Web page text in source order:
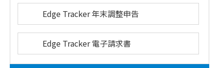
Edge Tracker 年末調整申告
Edge Tracker 電子請求書